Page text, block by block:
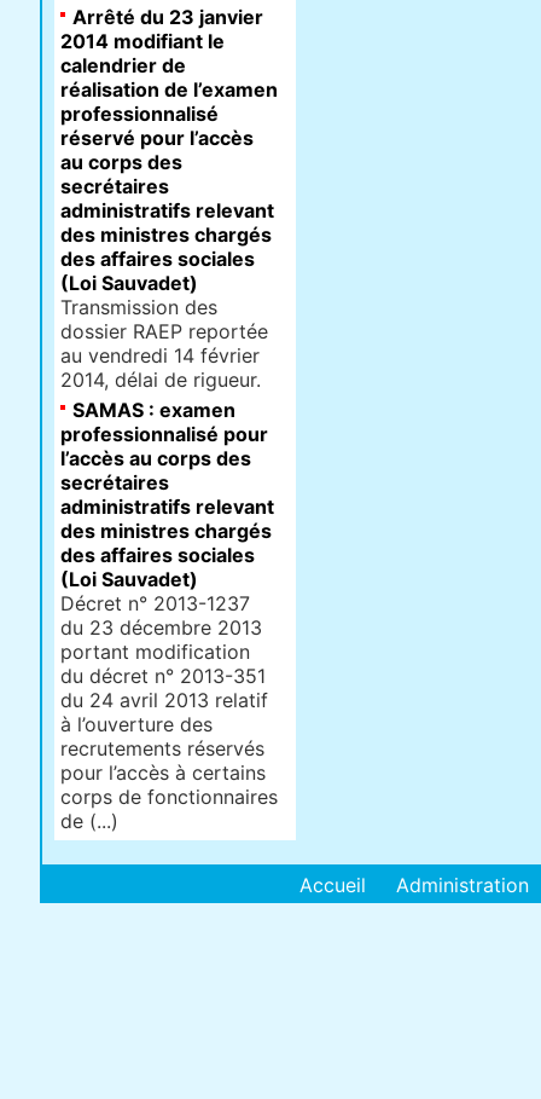
Arrêté du 23 janvier
2014 modifiant le
calendrier de
réalisation de l’examen
professionnalisé
réservé pour l’accès
au corps des
secrétaires
administratifs relevant
des ministres chargés
des affaires sociales
(Loi Sauvadet)
Transmission des
dossier RAEP reportée
au vendredi 14 février
2014, délai de rigueur.
SAMAS : examen
professionnalisé pour
l’accès au corps des
secrétaires
administratifs relevant
des ministres chargés
des affaires sociales
(Loi Sauvadet)
Décret n° 2013-1237
du 23 décembre 2013
portant modification
du décret n° 2013-351
du 24 avril 2013 relatif
à l’ouverture des
recrutements réservés
pour l’accès à certains
corps de fonctionnaires
de (...)
Accueil Administration